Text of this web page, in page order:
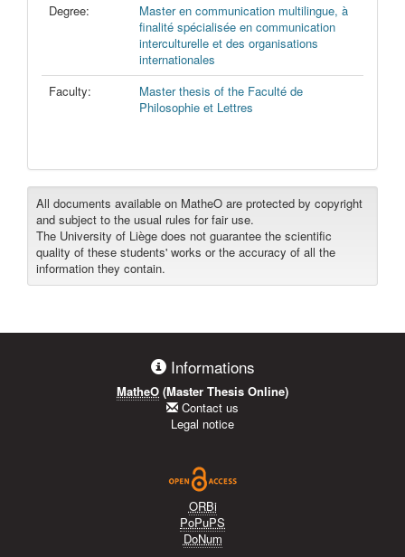
Degree:
Master en communication multilingue, à
finalité spécialisée en communication
interculturelle et des organisations
internationales
Faculty:
Master thesis of the Faculté de
Philosophie et Lettres
All documents available on MatheO are protected by copyright
and subject to the usual rules for fair use.
The University of Liège does not guarantee the scientific
quality of these students' works or the accuracy of all the
information they contain.
Informations
MatheO (Master Thesis Online)
Contact us
Legal notice
ORBi
PoPuPS
DoNum